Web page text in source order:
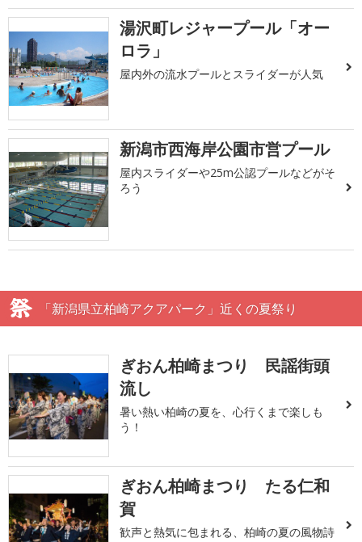
湯沢町レジャープール「オー
ロラ」
屋内外の流水プールとスライダーが人気
新潟市西海岸公園市営プール
屋内スライダーや25m公認プールなどがそ
ろう
「新潟県立柏崎アクアパーク」近くの夏祭り
ぎおん柏崎まつり 民謡街頭
流し
暑い熱い柏崎の夏を、心行くまで楽しも
う！
ぎおん柏崎まつり たる仁和
賀
歓声と熱気に包まれる、柏崎の夏の風物詩